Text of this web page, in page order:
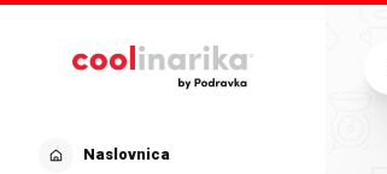
Naslovnica